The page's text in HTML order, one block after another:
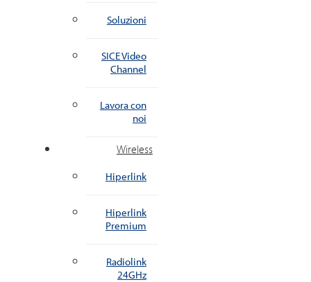
Soluzioni
SICE Video
Channel
Lavora con
noi
Wireless
Hiperlink
Hiperlink
Premium
Radiolink
24GHz